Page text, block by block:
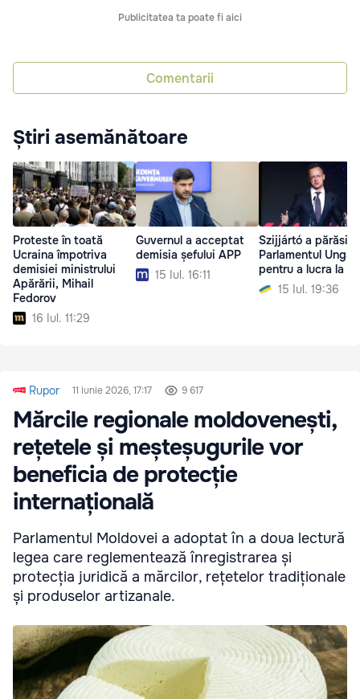
Publicitatea ta poate fi aici
Comentarii
Știri asemănătoare
Proteste în toată
Ucraina împotriva
demisiei ministrului
Apărării, Mihail
Fedorov
16 Iul. 11:29
Guvernul a acceptat
demisia șefului APP
15 Iul. 16:11
Szijjártó a părăsit
Parlamentul
pentru a lucra la
15 Iul. 19:36
Rupor 11 iunie 2026, 17:17 9 617
Mărcile regionale moldovenești,
rețetele și meșteșugurile vor
beneficia de protecție
internațională
Parlamentul Moldovei a adoptat în a doua lectură
legea care reglementează înregistrarea și
protecția juridică a mărcilor, rețetelor tradiționale
și produselor artizanale.